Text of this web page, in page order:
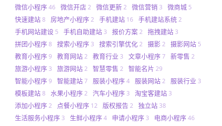
微信小程序46 微信开店2 微信更新2 微信营销 3 微商城 5
快速建站8 房地产小程序2 手机建站 16 手机建站系统2
手机网站建设 5 手机自助建站 3 报价方案2 拖拽建站 3
拼团小程序8 搜索小程序 3 搜索引擎优化2 摄影2 摄影网站 5
教育小程序9 教育网站2 教育行业 3 文章小程序7 新零售 2
旅游小程序 3 旅游网站2 智慧零售 2 智能名片 29
智能小程序9 智能建站7 服装小程序4 服装网站2 服装行业 3
模板建站8 水果小程序2 汽车小程序 3 淘宝客建站 3
添加小程序2 点餐小程序 12 版权报告2 独立站 38
生活服务小程序 3 生鲜小程序4 申请小程序 3 电商小程序46